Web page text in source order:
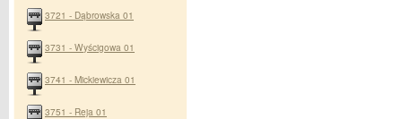
3721 - Dąbrowska 01
3731 - Wyścigowa 01
3741 - Mickiewicza 01
3751 - Reja 01